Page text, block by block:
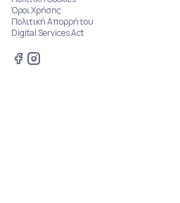
Όροι Χρήσης
Πολιτική Απορρήτου
Digital Services Act